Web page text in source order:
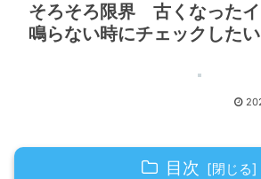
そろそろ限界 古くなった
鳴らない時にチェックした
目次